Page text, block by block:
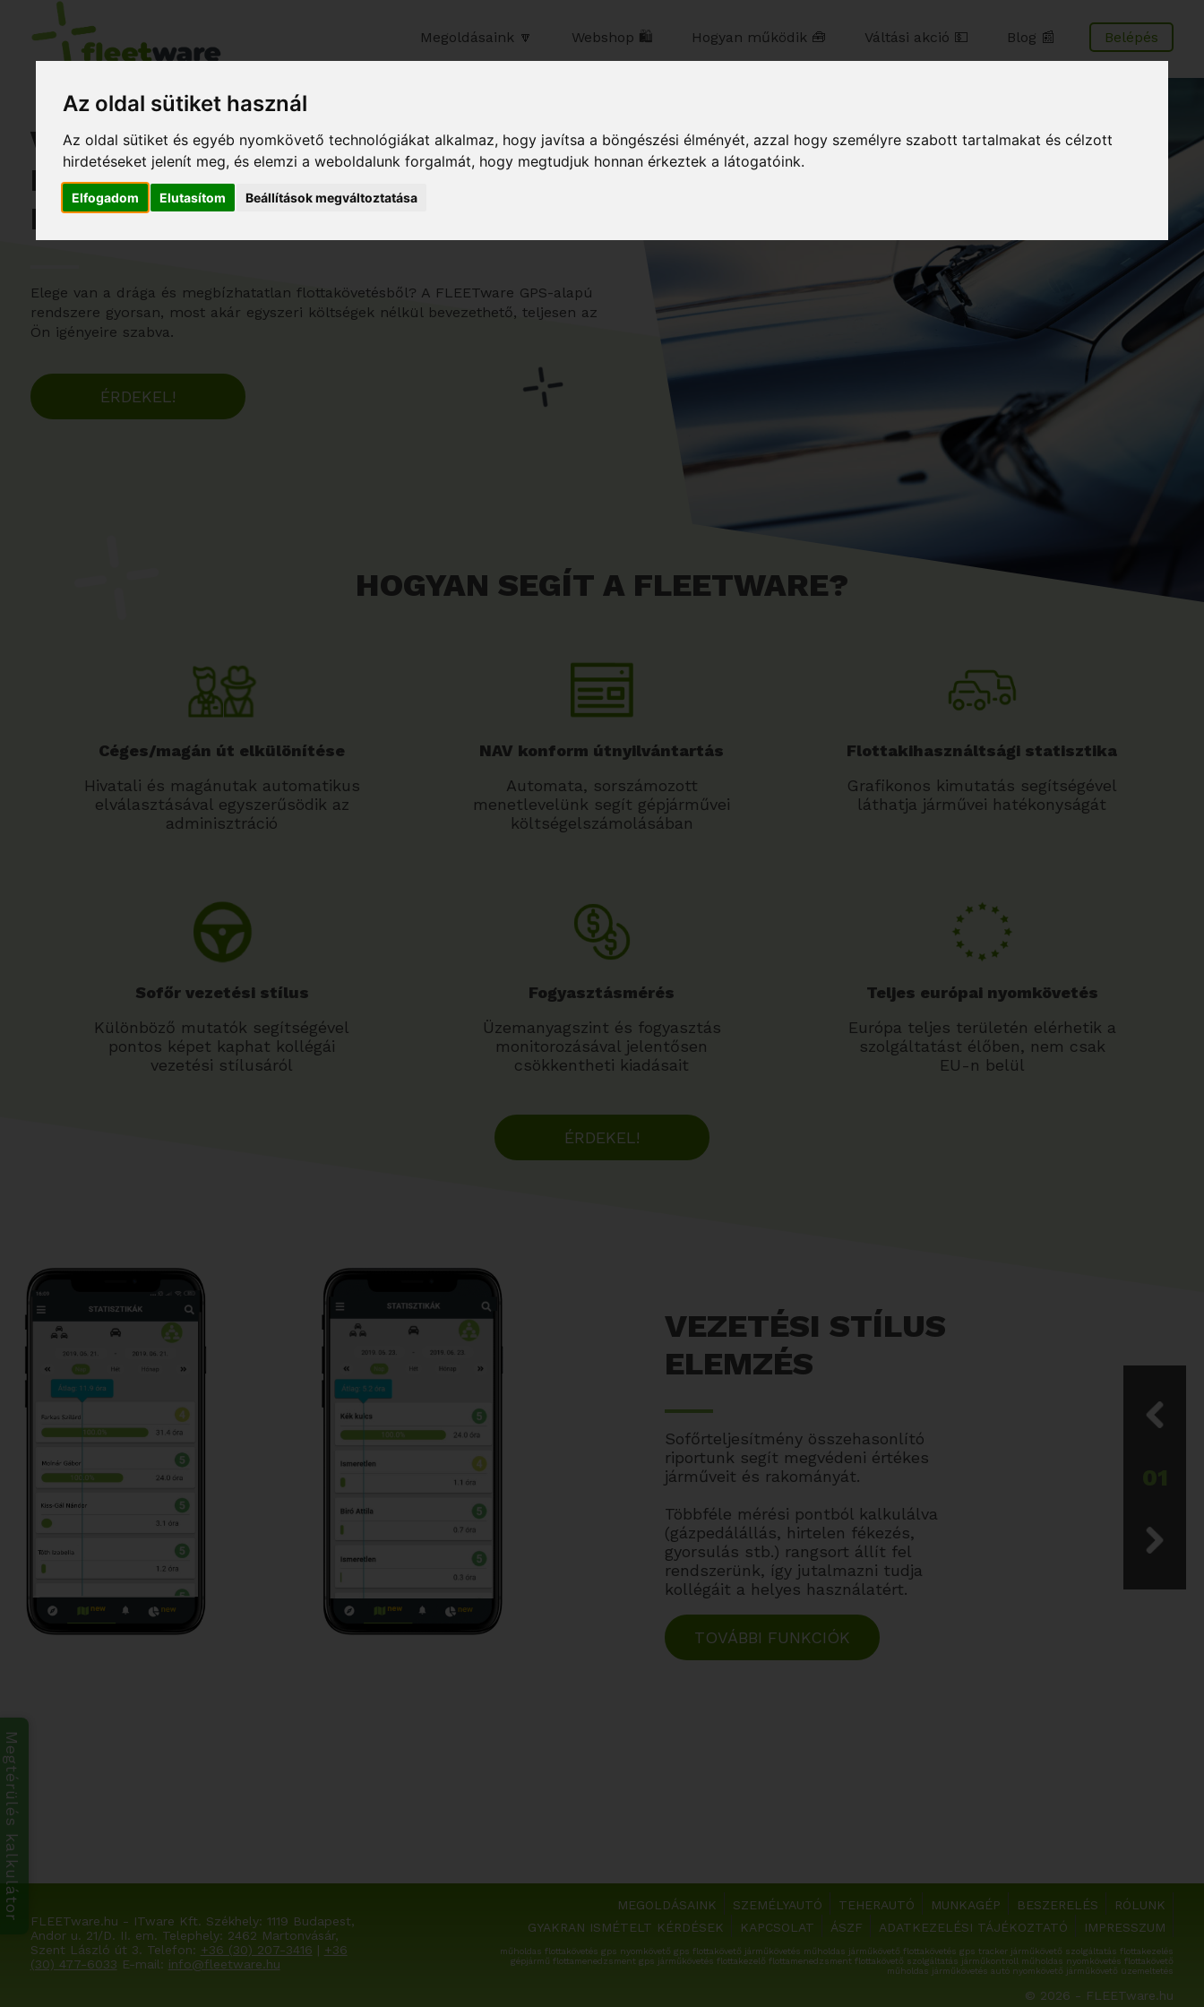
Az oldal sütiket használ
Az oldal sütiket és egyéb nyomkövető technológiákat alkalmaz, hogy javítsa a böngészési élményét, azzal hogy személyre szabott tartalmakat és célzott
hirdetéseket jelenít meg, és elemzi a weboldalunk forgalmát, hogy megtudjuk honnan érkeztek a látogatóink.
Elfogadom Elutasítom Beállítások megváltoztatása
Megtérülés kalkulátor
Megoldásaink 🔽 Webshop 🛍️ Hogyan működik 🧰 Váltási akció 💵 Blog 📰 Belépés
VÁLTSON
MÉG MA
FLEETWARE-RE
Elege van a drága és megbízhatatlan flottakövetésből? A FLEETware GPS-alapú
rendszere gyorsan, most akár egyszeri költségek nélkül bevezethető, teljesen az
Ön igényeire szabva.
ÉRDEKEL!
HOGYAN SEGÍT A FLEETWARE?
Céges/magán út elkülönítése
Hivatali és magánutak automatikus
elválasztásával egyszerűsödik az
adminisztráció
NAV konform útnyilvántartás
Automata, sorszámozott
menetlevelünk segít gépjárművei
költségelszámolásában
Flottakihasználtsági statisztika
Grafikonos kimutatás segítségével
láthatja járművei hatékonyságát
Sofőr vezetési stílus
Különböző mutatók segítségével
pontos képet kaphat kollégái
vezetési stílusáról
Fogyasztásmérés
Üzemanyagszint és fogyasztás
monitorozásával jelentősen
csökkentheti kiadásait
Teljes európai nyomkövetés
Európa teljes területén elérhetik a
szolgáltatást élőben, nem csak
EU-n belül
ÉRDEKEL!
VEZETÉSI STÍLUS
ELEMZÉS
Sofőrteljesítmény összehasonlító
riportunk segít megvédeni értékes
járműveit és rakományát.
Többféle mérési pontból kalkulálva
(gázpedálállás, hirtelen fékezés,
gyorsulás stb.) rangsort állít fel
rendszerünk, így jutalmazni tudja
kollégáit a helyes használatért.
TOVÁBBI FUNKCIÓK
FLEETware.hu - ITware Kft. Székhely: 1119 Budapest,
Andor u. 21/D. II. em. Telephely: 2462 Martonvásár,
Szent László út 3. Telefon: +36 (30) 207-3416 | +36
(30) 477-6033 E-mail: info@fleetware.hu
MEGOLDÁSAINK SZEMÉLYAUTÓ TEHERAUTÓ MUNKAGÉP BESZERELÉS
RÓLUNK
GYAKRAN ISMÉTELT KÉRDÉSEK
KAPCSOLAT ÁSZF ADATKEZELÉSI TÁJÉKOZTATÓ IMPRESSZUM
műholdas flottakövetés gps nyomkövető gps flottakövető járműkövetés műholdas járműkövető flottakövetés gps tracker járműkövető szolgáltatás flottakezelés
gépjármű flottamenedzsment gps járműkövetés flottakezelő flottamenedzsment flottakövető szolgáltatás járműkontroll műholdas nyomkövetés flottakövető
műholdas járműkövetés autó nyomkövető járműkövető üzemeltetés
© 2026 - FLEETware.hu